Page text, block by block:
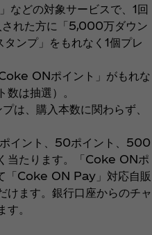
どの対象サービスで、1回
された方に「5,000万ダウン
ンプ」をもれなく1個プレ
ONポイント」がもれな
数は抽選）。
は、購入本数に関わらず、
イント、50ポイント、500
当たります。「Coke ONポ
「Coke ON Pay」対応自販
けます。銀行口座からのチャ
。